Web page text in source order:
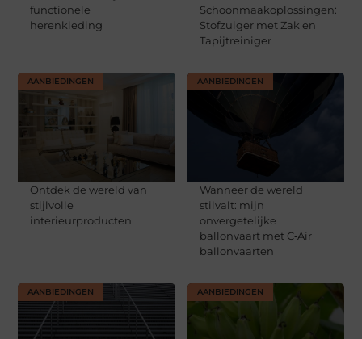
functionele
herenkleding
Schoonmaakoplossingen:
Stofzuiger met Zak en
Tapijtreiniger
AANBIEDINGEN
Ontdek de wereld van
stijlvolle
interieurproducten
AANBIEDINGEN
Wanneer de wereld
stilvalt: mijn
onvergetelijke
ballonvaart met C‑Air
ballonvaarten
AANBIEDINGEN AANBIEDINGEN